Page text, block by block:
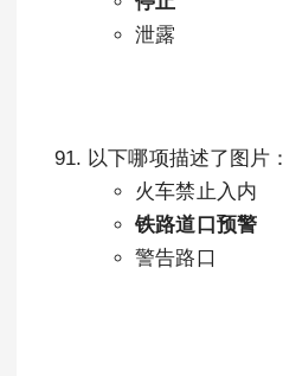
泄露
以下哪项描述了图片：
火车禁止入内
铁路道口预警
警告路口